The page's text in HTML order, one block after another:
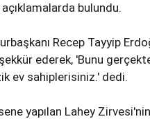
bulundu.
Recep Tayyip
ederek, 'Bunu
ev sahiplerisiniz.' dedi.
yapılan Lahey